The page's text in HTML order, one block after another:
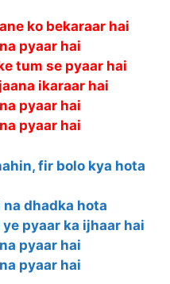
ko bekaraar hai
pyaar hai
tum se pyaar hai
ikaraar hai
pyaar hai
pyaar hai
fir bolo kya hota
dhadka hota
pyaar ka ijhaar hai
pyaar hai
pyaar hai